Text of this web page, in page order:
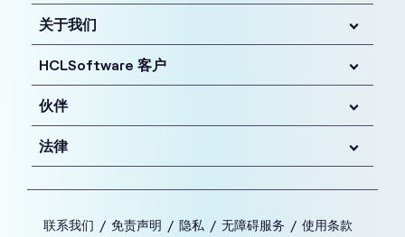
关于我们
HCLSoftware 客户
伙伴
法律
联系我们 免责声明 隐私 无障碍服务 使用条款